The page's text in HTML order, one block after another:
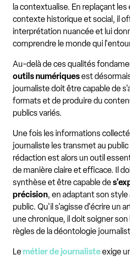
la contextualise. En replaçant
contexte historique et social, il
interprétation nuancée et lui
comprendre le monde qui
Au-delà de ces qualités
outils numériquesest
journaliste doit être capable de
formats et de produire du
publics variés.
Une fois les informations
journaliste les transmet au public
rédaction est alors un outil
de manière claire et efficace. Il
synthèse et être capable de
précision, en adaptant son
public. Qu'il s'agisse d'écrire un
une chronique, il doit soigner
règles de la déontologie
Lemétier de journalisteexige